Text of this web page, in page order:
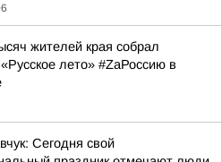
жителей края собрал
лето» #ZaРоссию в
Сегодня свой